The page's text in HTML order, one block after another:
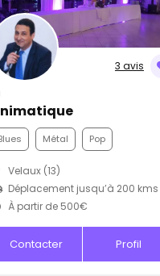
3 avis
Métal Pop
Velaux (13)
Déplacement jusqu’à 200 kms
À partir de 500€
Contacter Profil